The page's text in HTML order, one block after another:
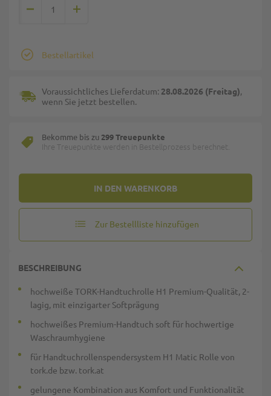
IN DEN WARENKORB
Bestellartikel
Voraussichtliches Lieferdatum: 28.08.2026 (Freitag),
wenn Sie jetzt bestellen.
Bekomme bis zu 299 Treuepunkte
Ihre Treuepunkte werden in Bestellprozess berechnet.
Zur Bestellliste hinzufügen
BESCHREIBUNG
hochweiße TORK-Handtuchrolle H1 Premium-Qualität, 2-
lagig, mit einzigarter Softprägung
hochweißes Premium-Handtuch soft für hochwertige
Waschraumhygiene
für Handtuchrollenspendersystem H1 Matic Rolle von
tork.de bzw. tork.at
gelungene Kombination aus Komfort und Funktionalität